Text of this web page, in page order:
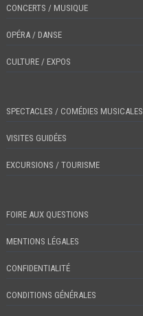
CONCERTS / MUSIQUE
OPÉRA / DANSE
CULTURE / EXPOS
SPECTACLES / COMÉDIES MUSICALES
VISITES GUIDÉES
EXCURSIONS / TOURISME
FOIRE AUX QUESTIONS
MENTIONS LÉGALES
CONFIDENTIALITÉ
CONDITIONS GÉNÉRALES